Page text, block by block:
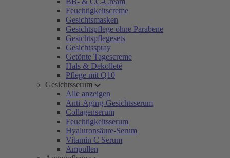
Feuchtigkeitscreme
Gesichtsmasken
Gesichtspflege ohne Parabene
Gesichtspflegesets
Gesichtsspray
Getönte Tagescreme
Hals & Dekolleté
Pflege mit Q10
Gesichtsserum
Alle anzeigen
Anti-Aging-Gesichtsserum
Collagenserum
Feuchtigkeitsserum
Hyaluronsäure-Serum
Vitamin C Serum
Ampullen